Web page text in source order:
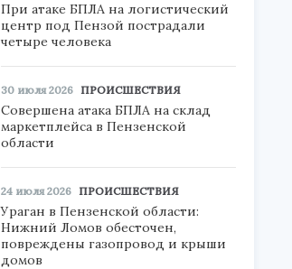
При атаке БПЛА на логистический
центр под Пензой пострадали
четыре человека
30 июля 2026 ПРОИСШЕСТВИЯ
Совершена атака БПЛА на склад
маркетплейса в Пензенской
области
24 июля 2026 ПРОИСШЕСТВИЯ
Ураган в Пензенской области:
Нижний Ломов обесточен,
повреждены газопровод и крыши
домов